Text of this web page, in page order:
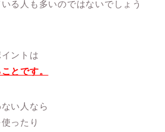
る人も多いのではないでしょう
ントは
とです。
い人なら
ったり